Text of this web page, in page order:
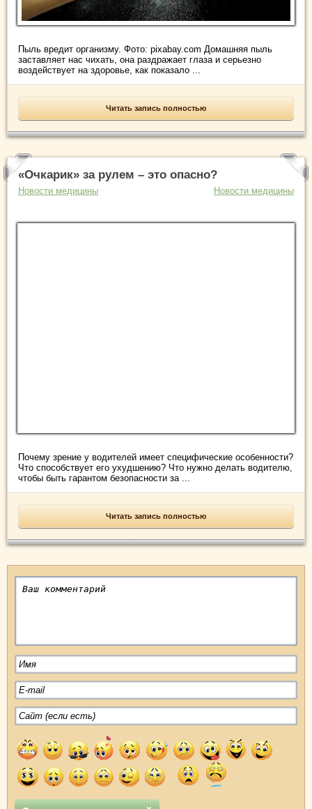
Пыль вредит организму. Фото: pixabay.com Домашняя пыль
заставляет нас чихать, она раздражает глаза и серьезно
воздействует на здоровье, как показало ...
Читать запись полностью
«Очкарик» за рулем – это опасно?
Новости медицины Новости медицины
Почему зрение у водителей имеет специфические особенности?
Что способствует его ухудшению? Что нужно делать водителю,
чтобы быть гарантом безопасности за ...
Читать запись полностью